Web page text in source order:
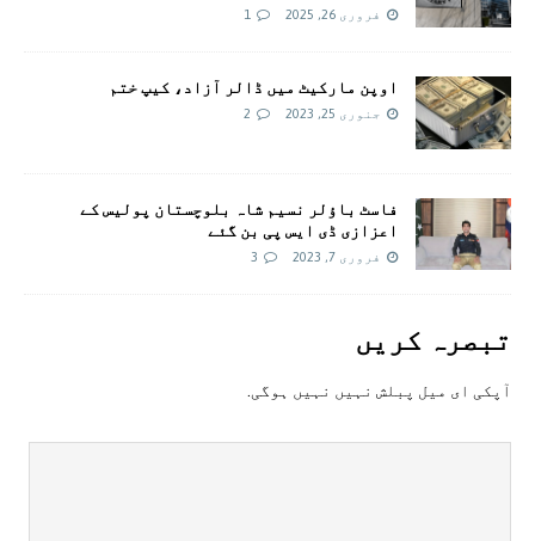
فروری 26, 2025 1
اوپن مارکیٹ میں ڈالر آزاد، کیپ ختم
جنوری 25, 2023 2
فاسٹ باؤلر نسیم شاہ بلوچستان پولیس کے
اعزازی ڈی ایس پی بن گئے
فروری 7, 2023 3
تبصرہ کريں
آپکی ای ميل پبلش نہيں نہيں ہوگی.